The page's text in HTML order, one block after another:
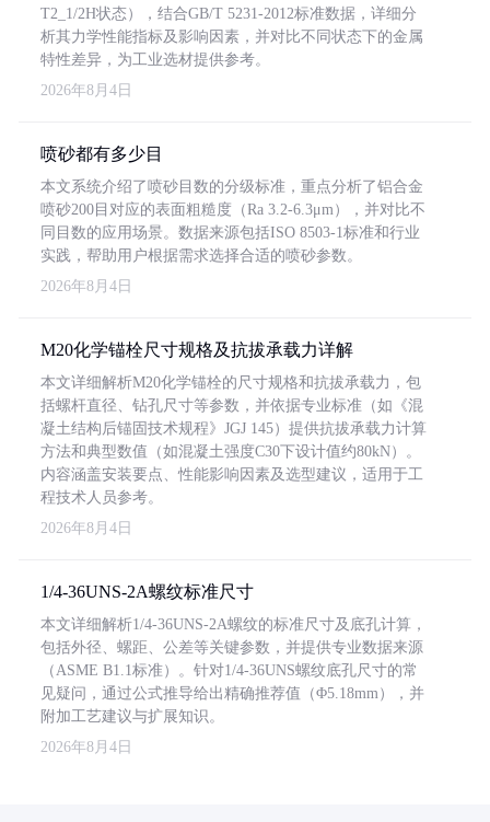
T2_1/2H状态），结合GB/T 5231-2012标准数据，详细分
析其力学性能指标及影响因素，并对比不同状态下的金属
特性差异，为工业选材提供参考。
2026年8月4日
喷砂都有多少目
本文系统介绍了喷砂目数的分级标准，重点分析了铝合金
喷砂200目对应的表面粗糙度（Ra 3.2-6.3μm），并对比不
同目数的应用场景。数据来源包括ISO 8503-1标准和行业
实践，帮助用户根据需求选择合适的喷砂参数。
2026年8月4日
M20化学锚栓尺寸规格及抗拔承载力详解
本文详细解析M20化学锚栓的尺寸规格和抗拔承载力，包
括螺杆直径、钻孔尺寸等参数，并依据专业标准（如《混
凝土结构后锚固技术规程》JGJ 145）提供抗拔承载力计算
方法和典型数值（如混凝土强度C30下设计值约80kN）。
内容涵盖安装要点、性能影响因素及选型建议，适用于工
程技术人员参考。
2026年8月4日
1/4-36UNS-2A螺纹标准尺寸
本文详细解析1/4-36UNS-2A螺纹的标准尺寸及底孔计算，
包括外径、螺距、公差等关键参数，并提供专业数据来源
（ASME B1.1标准）。针对1/4-36UNS螺纹底孔尺寸的常
见疑问，通过公式推导给出精确推荐值（Φ5.18mm），并
附加工艺建议与扩展知识。
2026年8月4日